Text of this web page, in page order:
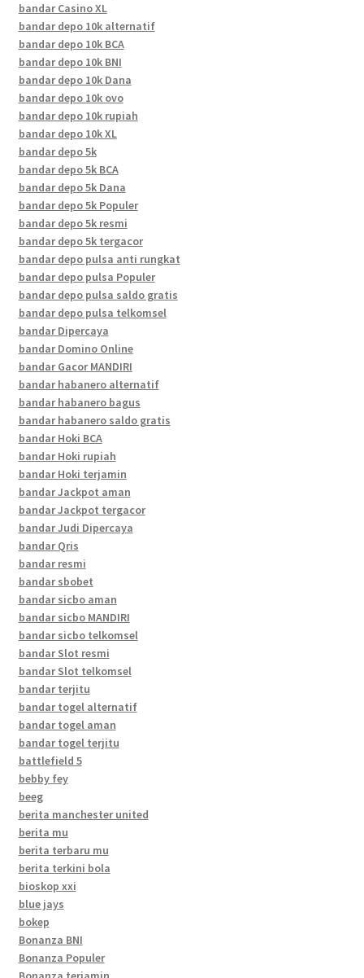
bandar Casino XL
bandar depo 10k alternatif
bandar depo 10k BCA
bandar depo 10k BNI
bandar depo 10k Dana
bandar depo 10k ovo
bandar depo 10k rupiah
bandar depo 10k XL
bandar depo 5k
bandar depo 5k BCA
bandar depo 5k Dana
bandar depo 5k Populer
bandar depo 5k resmi
bandar depo 5k tergacor
bandar depo pulsa anti rungkat
bandar depo pulsa Populer
bandar depo pulsa saldo gratis
bandar depo pulsa telkomsel
bandar Dipercaya
bandar Domino Online
bandar Gacor MANDIRI
bandar habanero alternatif
bandar habanero bagus
bandar habanero saldo gratis
bandar Hoki BCA
bandar Hoki rupiah
bandar Hoki terjamin
bandar Jackpot aman
bandar Jackpot tergacor
bandar Judi Dipercaya
bandar Qris
bandar resmi
bandar sbobet
bandar sicbo aman
bandar sicbo MANDIRI
bandar sicbo telkomsel
bandar Slot resmi
bandar Slot telkomsel
bandar terjitu
bandar togel alternatif
bandar togel aman
bandar togel terjitu
battlefield 5
bebby fey
beeg
berita manchester united
berita mu
berita terbaru mu
berita terkini bola
bioskop xxi
blue jays
bokep
Bonanza BNI
Bonanza Populer